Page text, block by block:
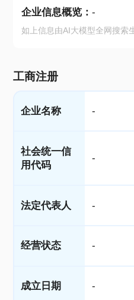
企业信息概览： -
如上信息由AI大模型全网搜索
工商注册
企业名称 -
社会统一信
用代码
-
法定代表人 -
经营状态 -
成立日期 -